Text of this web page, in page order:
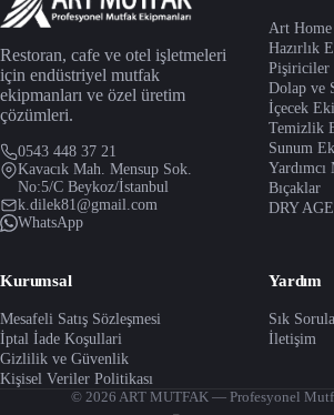
Restoran, cafe ve otel işletmeleri
için endüstriyel mutfak
ekipmanları ve özel üretim
çözümleri.
0543 448 37 21
Kavacık Mah. Mensup Sok.
No:5/C Beykoz/İstanbul
k.dilek81@gmail.com
WhatsApp
Art Home
Hazırlık
Pişiriciler
Dolap ve
İçecek
Temizlik
Sunum
Bıçaklar
DRY
Kurumsal
Mesafeli Satış Sözleşmesi
İptal İade Koşullari
Gizlilik ve Güvenlik
Kişisel Veriler Politikası
Yardım
Sık
İletişim
© 2026 ART MUTFAK — Profesyonel